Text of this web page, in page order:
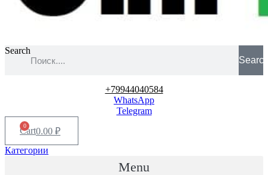
Search
+79944040584
WhatsApp
Telegram
0.00 ₽
0
Cart
Категории
Menu